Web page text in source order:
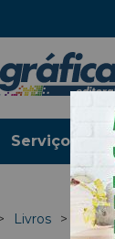
Serviços
Livros